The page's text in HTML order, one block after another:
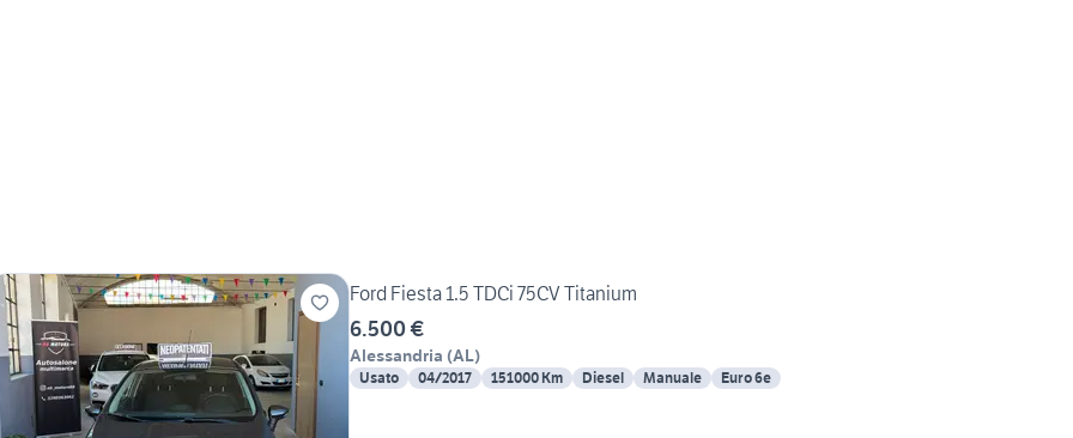
Ford Fiesta 1.5 TDCi 75CV Titanium
6.500 €
Alessandria (AL)
Usato 04/2017 151000 Km Diesel Manuale Euro 6e